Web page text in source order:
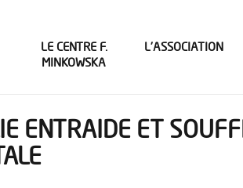
LE CENTRE F.
MINKOWSKA
L’ASSOCIATION
ENTRAIDE ET